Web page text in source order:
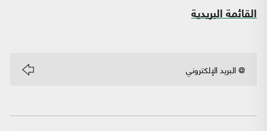
القائمة البريدية